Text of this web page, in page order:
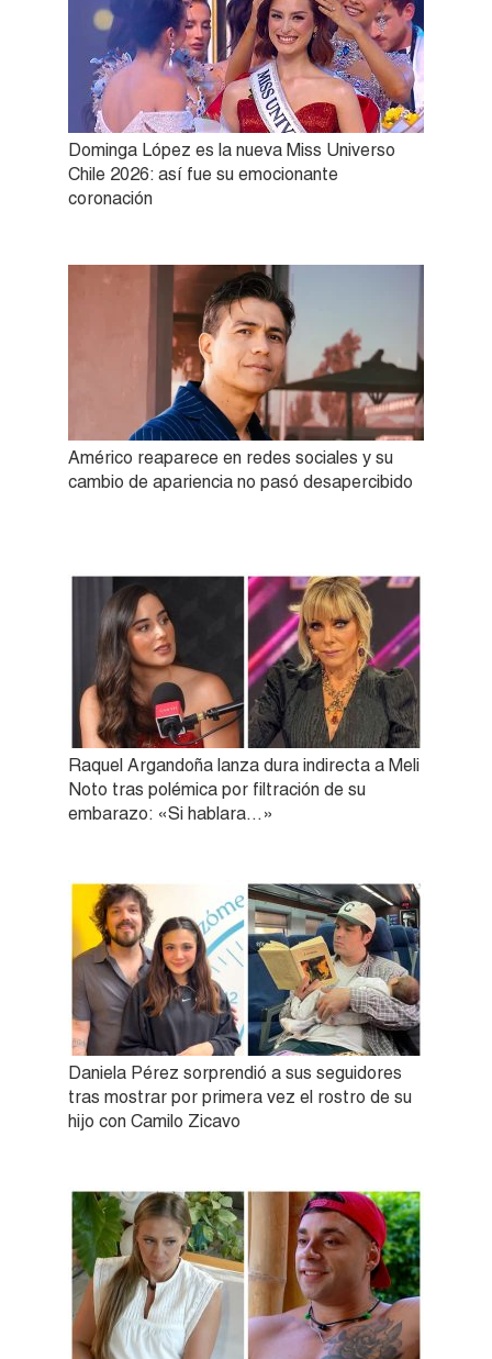
Dominga López es la nueva Miss Universo
Chile 2026: así fue su emocionante
coronación
Américo reaparece en redes sociales y su
cambio de apariencia no pasó desapercibido
Raquel Argandoña lanza dura indirecta a Meli
Noto tras polémica por filtración de su
embarazo: «Si hablara…»
Daniela Pérez sorprendió a sus seguidores
tras mostrar por primera vez el rostro de su
hijo con Camilo Zicavo